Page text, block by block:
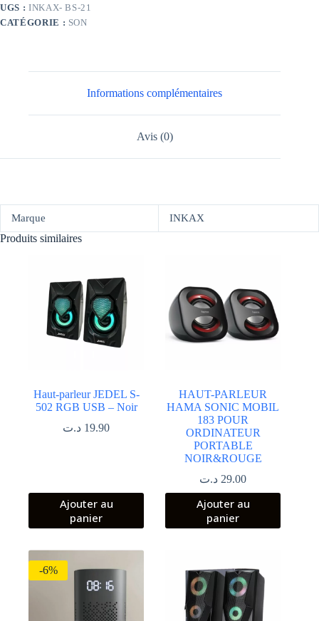
UGS : INKAX- BS-21
CATÉGORIE : SON
Informations complémentaires
Avis (0)
Marque INKAX
Produits similaires
Haut-parleur JEDEL S-
502 RGB USB – Noir
19.90 د.ت
Ajouter au
panier
HAUT-PARLEUR
HAMA SONIC MOBIL
183 POUR
ORDINATEUR
PORTABLE
NOIR&ROUGE
29.00 د.ت
Ajouter au
panier
-6%